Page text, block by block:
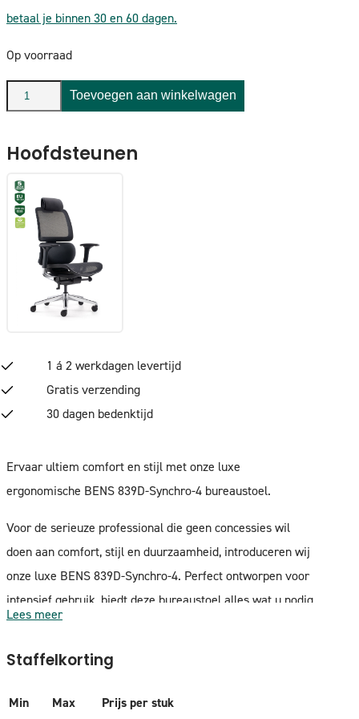
betaal je binnen 30 en 60 dagen.
Op voorraad
BENS
839DCr-
3
Zwart
aantal
Toevoegen aan winkelwagen
Hoofdsteunen
1 á 2 werkdagen levertijd
Gratis verzending
30 dagen bedenktijd
Ervaar ultiem comfort en stijl met onze luxe
ergonomische BENS 839D-Synchro-4 bureaustoel.
Voor de serieuze professional die geen concessies wil
doen aan comfort, stijl en duurzaamheid, introduceren wij
onze luxe BENS 839D-Synchro-4. Perfect ontworpen voor
intensief gebruik, biedt deze bureaustoel alles wat u nodig
heeft om de werkdag door te komen met maximaal
bureaustoel?
Lees meer
Staffelkorting
Min Max
Prijs per stuk